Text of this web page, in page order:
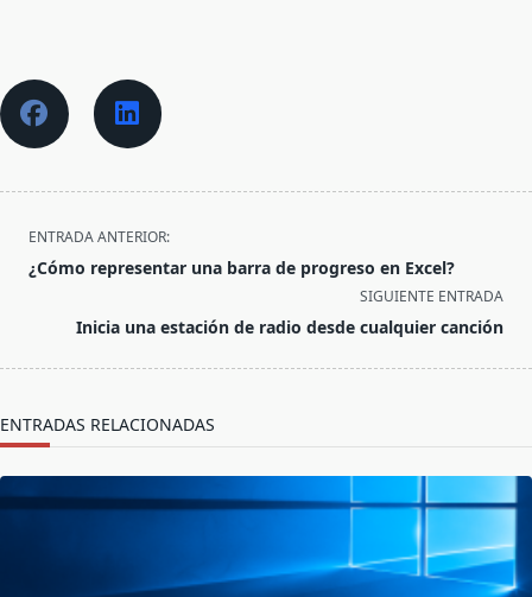
<span
class="nav-
text">Página</span>
ENTRADA ANTERIOR:
¿Cómo representar una barra de progreso en Excel?
SIGUIENTE ENTRADA
Inicia una estación de radio desde cualquier canción
ENTRADAS RELACIONADAS